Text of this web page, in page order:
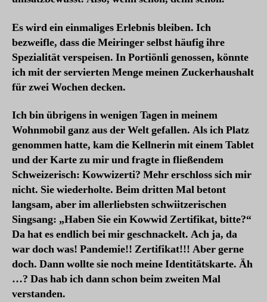
Es wird ein einmaliges Erlebnis bleiben. Ich
bezweifle, dass die Meiringer selbst häufig ihre
Spezialität verspeisen. In Portiönli genossen, könnte
ich mit der servierten Menge meinen Zuckerhaushalt
für zwei Wochen decken.
Ich bin übrigens in wenigen Tagen in meinem
Wohnmobil ganz aus der Welt gefallen. Als ich Platz
genommen hatte, kam die Kellnerin mit einem Tablet
und der Karte zu mir und fragte in fließendem
Schweizerisch: Kowwizerti? Mehr erschloss sich mir
nicht. Sie wiederholte. Beim dritten Mal betont
langsam, aber im allerliebsten schwiitzerischen
Singsang: „Haben Sie ein Kowwid Zertifikat, bitte?“
Da hat es endlich bei mir geschnackelt. Ach ja, da
war doch was! Pandemie!! Zertifikat!!! Aber gerne
doch. Dann wollte sie noch meine Identitätskarte. Äh
…? Das hab ich dann schon beim zweiten Mal
verstanden.